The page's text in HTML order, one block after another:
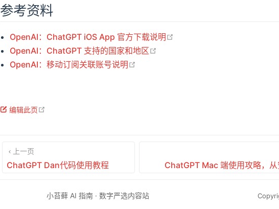
参考资料
OpenAI：ChatGPT iOS App 官方下载说明
OpenAI：ChatGPT 支持的国家和地区
OpenAI：移动订阅关联账号说明
编辑此页
上一页
ChatGPT Dan代码使用教程 ChatGPT Mac 端使用攻略，
小苔藓 AI 指南 · 数字严选内容站